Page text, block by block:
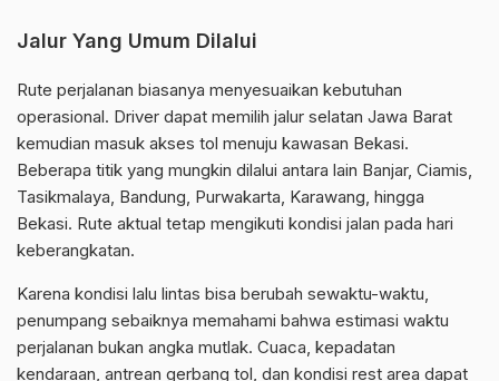
Jalur Yang Umum Dilalui
Rute perjalanan biasanya menyesuaikan kebutuhan
operasional. Driver dapat memilih jalur selatan Jawa Barat
kemudian masuk akses tol menuju kawasan Bekasi.
Beberapa titik yang mungkin dilalui antara lain Banjar, Ciamis,
Tasikmalaya, Bandung, Purwakarta, Karawang, hingga
Bekasi. Rute aktual tetap mengikuti kondisi jalan pada hari
keberangkatan.
Karena kondisi lalu lintas bisa berubah sewaktu-waktu,
penumpang sebaiknya memahami bahwa estimasi waktu
perjalanan bukan angka mutlak. Cuaca, kepadatan
kendaraan, antrean gerbang tol, dan kondisi rest area dapat